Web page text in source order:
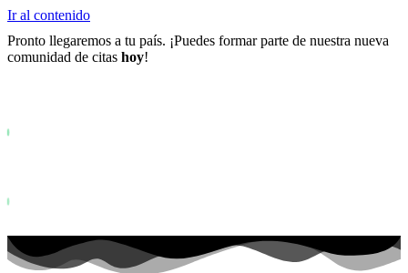
Ir al contenido
Pronto llegaremos a tu país. ¡Puedes formar parte de nuestra nueva
comunidad de citas hoy!